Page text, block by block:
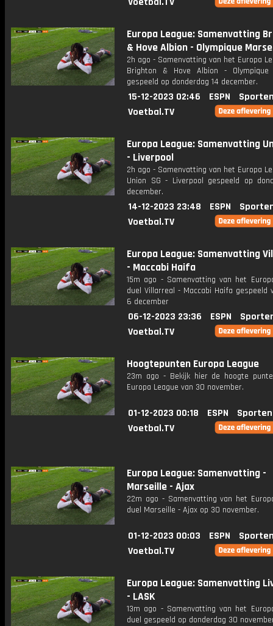
Europa League: Samenvatting
& Hove Albion - Olympique
2h ago - Samenvatting van het Europa
Brighton & Hove Albion - Olympique
gespeeld op donderdag 14 december.
15-12-2023 02:46 ESPN
Voetbal.TV
Europa League: Samenvatting
- Liverpool
2h ago - Samenvatting van het Europa
Union SG - Liverpool gespeeld op
december.
14-12-2023 23:48 ESPN
Voetbal.TV
Europa League: Samenvatting
- Maccabi Haifa
15m ago - Samenvatting van het
duel Villarreal - Maccabi Haifa gespeeld
6 december
06-12-2023 23:36 ESPN
Voetbal.TV
Hoogtepunten Europa League
23m ago - Bekijk hier de hoogte
Europa League van 30 november.
01-12-2023 00:18 ESPN
Voetbal.TV
Europa League: Samenvatting -
Marseille - Ajax
22m ago - Samenvatting van het
duel Marseille - Ajax op 30 november.
01-12-2023 00:03 ESPN
Voetbal.TV
Europa League: Samenvatting
- LASK
13m ago - Samenvatting van het
duel gespeeld op donderdag 30